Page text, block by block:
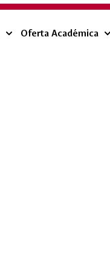
Oferta Académica